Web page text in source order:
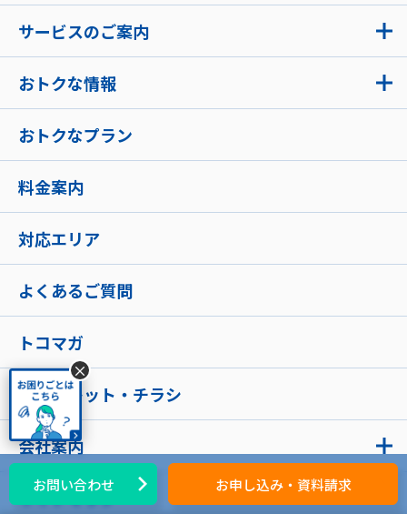
サービスのご案内
おトクな情報
おトクなプラン
料金案内
対応エリア
よくあるご質問
トコマガ
パンフレット・チラシ
会社案内
サイトマップ
お問い合わせ お申し込み・資料請求
×